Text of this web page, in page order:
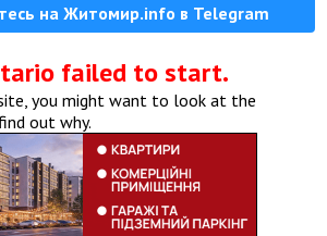
на Житомир.info в Telegram
failed to start.
you might want to look at the
out why.